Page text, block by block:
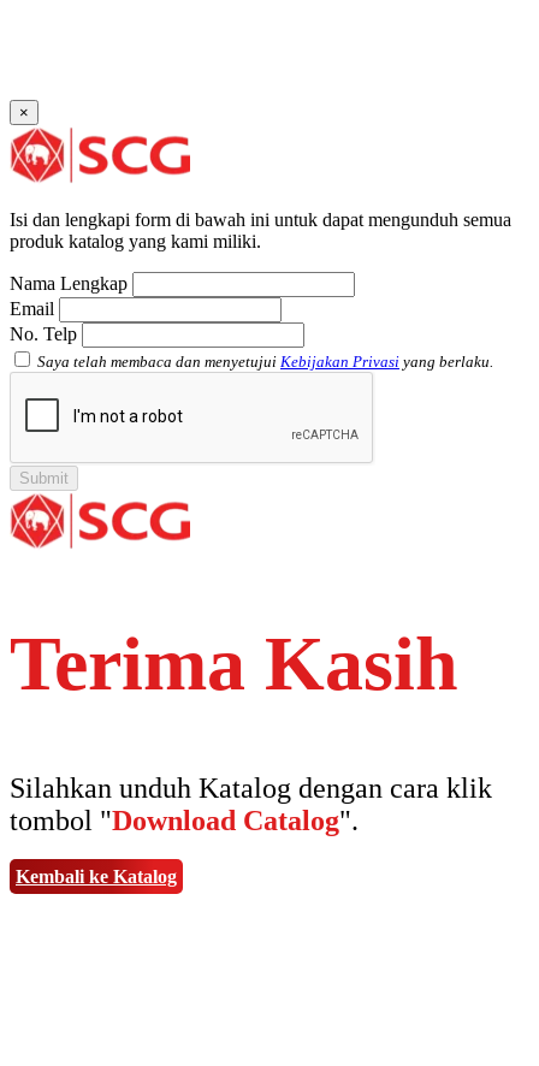
Plug SCG AW
Shinkolite
Atap Akrilik Shinkolite Shade
×
Isi dan lengkapi form di bawah ini untuk dapat mengunduh semua
produk katalog yang kami miliki.
Nama Lengkap
Email
No. Telp
Saya telah membaca dan menyetujui Kebijakan Privasi yang berlaku.
Terima Kasih
Silahkan unduh Katalog dengan cara klik
tombol "Download Catalog".
Kembali ke Katalog